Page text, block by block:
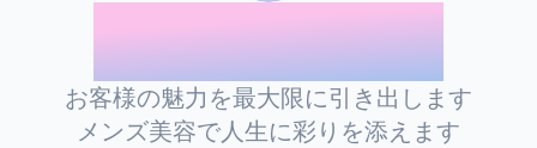
「清潔感・印象アップ」を
支えるプロ集団
お客様の魅力を最大限に引き出します
メンズ美容で人生に彩りを添えます